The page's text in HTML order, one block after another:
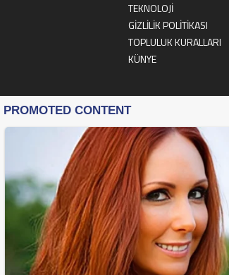
TEKNOLOJİ
GİZLİLİK POLİTİKASI
TOPLULUK KURALLARI
KÜNYE